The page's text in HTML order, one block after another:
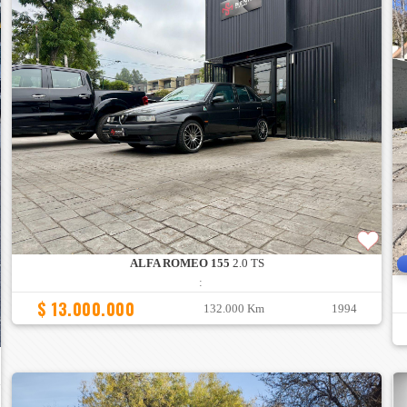
ALFA ROMEO 155 2.0 TS
:
$ 13.000.000 132.000 Km 1994